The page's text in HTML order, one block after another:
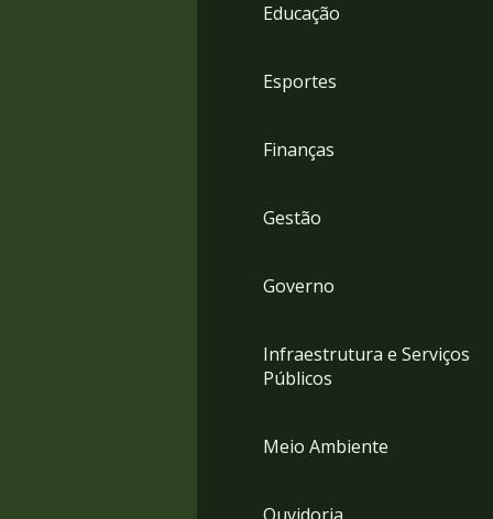
Educação
Esportes
Finanças
Gestão
Governo
Infraestrutura e Serviços
Públicos
Meio Ambiente